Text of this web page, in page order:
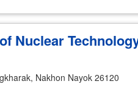
Nuclear
Nakhon Nayok 26120